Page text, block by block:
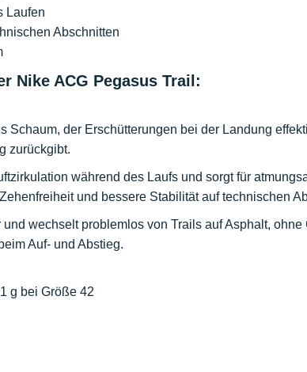
Laufen
Abschnitten
Nike ACG Pegasus Trail:
Schaum, der Erschütterungen bei der Landung
zurückgibt.
während des Laufs und sorgt für
und bessere Stabilität auf technischen
wechselt problemlos von Trails auf Asphalt, ohne
Auf- und Abstieg.
g bei Größe 42